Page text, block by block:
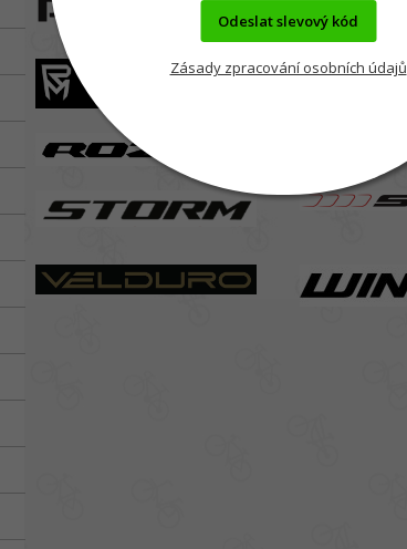
Odeslat slevový kód
Zásady zpracování osobních údajů